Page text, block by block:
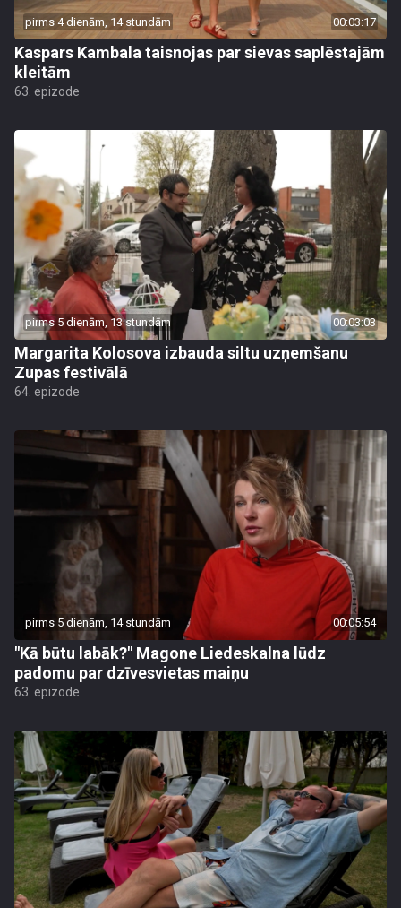
pirms 4 dienām, 14 stundām 00:03:17
Kaspars Kambala taisnojas par sievas saplēstajām
kleitām
63. epizode
pirms 5 dienām, 13 stundām 00:03:03
Margarita Kolosova izbauda siltu uzņemšanu
Zupas festivālā
64. epizode
pirms 5 dienām, 14 stundām 00:05:54
"Kā būtu labāk?" Magone Liedeskalna lūdz
padomu par dzīvesvietas maiņu
63. epizode